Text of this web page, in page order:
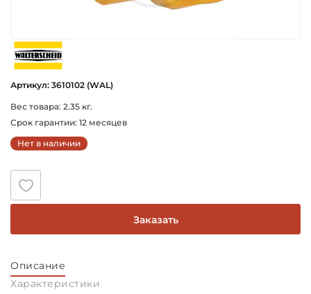
Артикул: 3610102 (WAL)
Вес товара: 2.35 кг.
Срок гарантии: 12 месяцев
Нет в наличии
Заказать
Описание
Характеристики